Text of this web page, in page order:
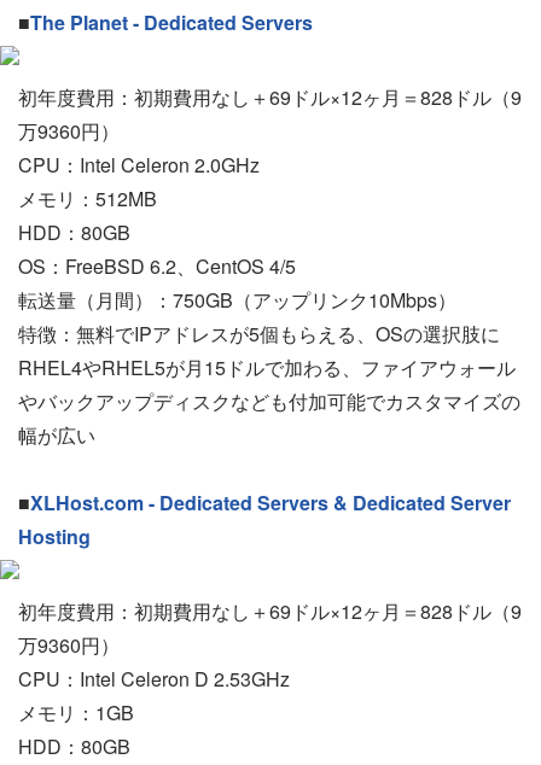
■The Planet - Dedicated Servers
初年度費用：初期費用なし＋69ドル×12ヶ月＝828ドル（9
万9360円）
CPU：Intel Celeron 2.0GHz
メモリ：512MB
HDD：80GB
OS：FreeBSD 6.2、CentOS 4/5
転送量（月間）：750GB（アップリンク10Mbps）
特徴：無料でIPアドレスが5個もらえる、OSの選択肢に
RHEL4やRHEL5が月15ドルで加わる、ファイアウォール
やバックアップディスクなども付加可能でカスタマイズの
幅が広い
■XLHost.com - Dedicated Servers & Dedicated Server
Hosting
初年度費用：初期費用なし＋69ドル×12ヶ月＝828ドル（9
万9360円）
CPU：Intel Celeron D 2.53GHz
メモリ：1GB
HDD：80GB